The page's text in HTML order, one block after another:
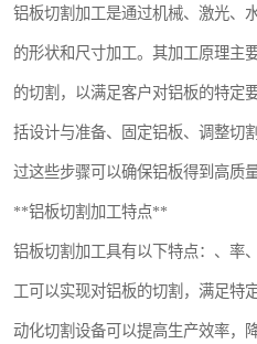
铝板切割加工是通过机械、激光、
的形状和尺寸加工。其加工原理主
的切割，以满足客户对铝板的特定
括设计与准备、固定铝板、调整切
过这些步骤可以确保铝板得到高质
**铝板切割加工特点**
铝板切割加工具有以下特点：、率
工可以实现对铝板的切割，满足特
动化切割设备可以提高生产效率，